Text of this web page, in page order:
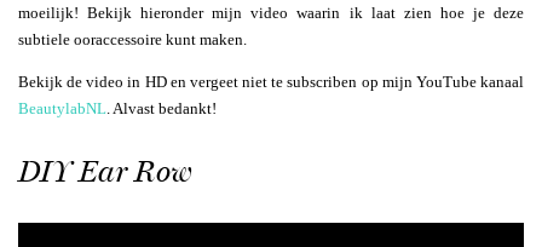
moeilijk! Bekijk hieronder mijn video waarin ik laat zien hoe je deze
subtiele ooraccessoire kunt maken.
Bekijk de video in HD en vergeet niet te subscriben op mijn YouTube kanaal
BeautylabNL . Alvast bedankt!
DIY Ear Row